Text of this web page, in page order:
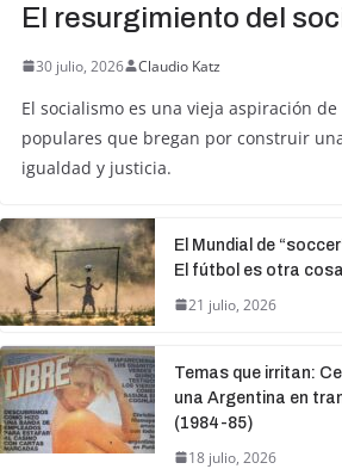
El resurgimiento del
30 julio, 2026 Claudio Katz
El socialismo es una vieja aspiración
populares que bregan por construir
igualdad y justicia.
El Mundial de
El fútbol es otra cosa
21 julio, 2026
Temas que irritan:
una Argentina en
(1984-85)
18 julio, 2026